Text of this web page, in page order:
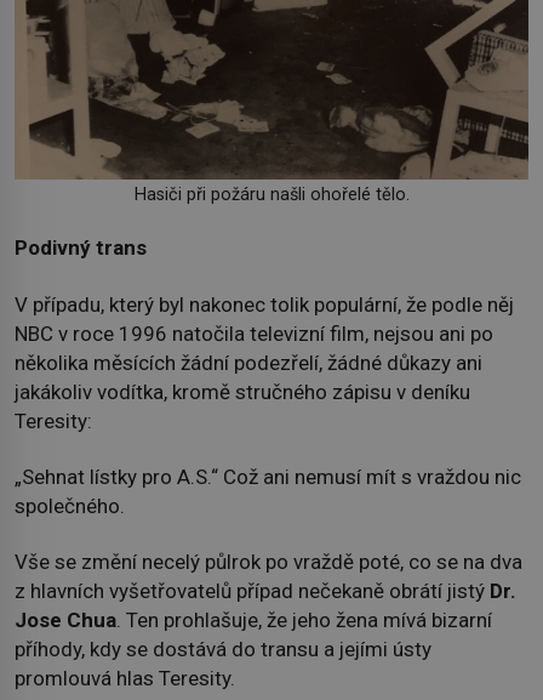
Hasiči při požáru našli ohořelé tělo.
Podivný trans
V případu, který byl nakonec tolik populární, že podle něj
NBC v roce 1996 natočila televizní film, nejsou ani po
několika měsících žádní podezřelí, žádné důkazy ani
jakákoliv vodítka, kromě stručného zápisu v deníku
Teresity:
„Sehnat lístky pro A.S.“ Což ani nemusí mít s vraždou nic
společného.
Vše se změní necelý půlrok po vraždě poté, co se na dva
z hlavních vyšetřovatelů případ nečekaně obrátí jistý Dr.
Jose Chua. Ten prohlašuje, že jeho žena mívá bizarní
příhody, kdy se dostává do transu a jejími ústy
promlouvá hlas Teresity.